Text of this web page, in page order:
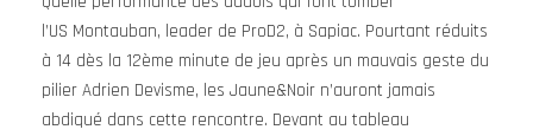
l’US Montauban, leader de ProD2, à Sapiac. Pourtant réduits
à 14 dès la 12ème minute de jeu après un mauvais geste du
pilier Adrien Devisme, les Jaune&Noir n’auront jamais
abdiqué dans cette rencontre. Devant au tableau